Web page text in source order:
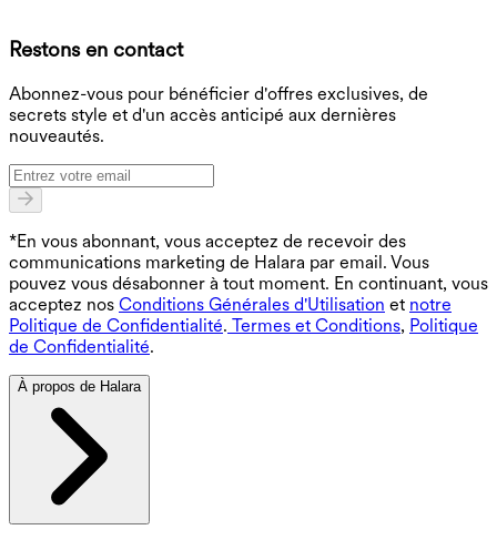
Restons en contact
Abonnez-vous pour bénéficier d'offres exclusives, de
secrets style et d'un accès anticipé aux dernières
nouveautés.
*En vous abonnant, vous acceptez de recevoir des
communications marketing de Halara par email. Vous
pouvez vous désabonner à tout moment. En continuant, vous
acceptez nos Conditions Générales d'Utilisation et notre
Politique de Confidentialité. Termes et Conditions, Politique
de Confidentialité.
À propos de Halara